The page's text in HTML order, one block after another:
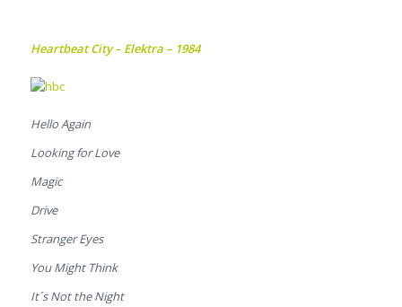
Heartbeat City – Elektra – 1984
Hello Again
Looking for Love
Magic
Drive
Stranger Eyes
You Might Think
It´s Not the Night